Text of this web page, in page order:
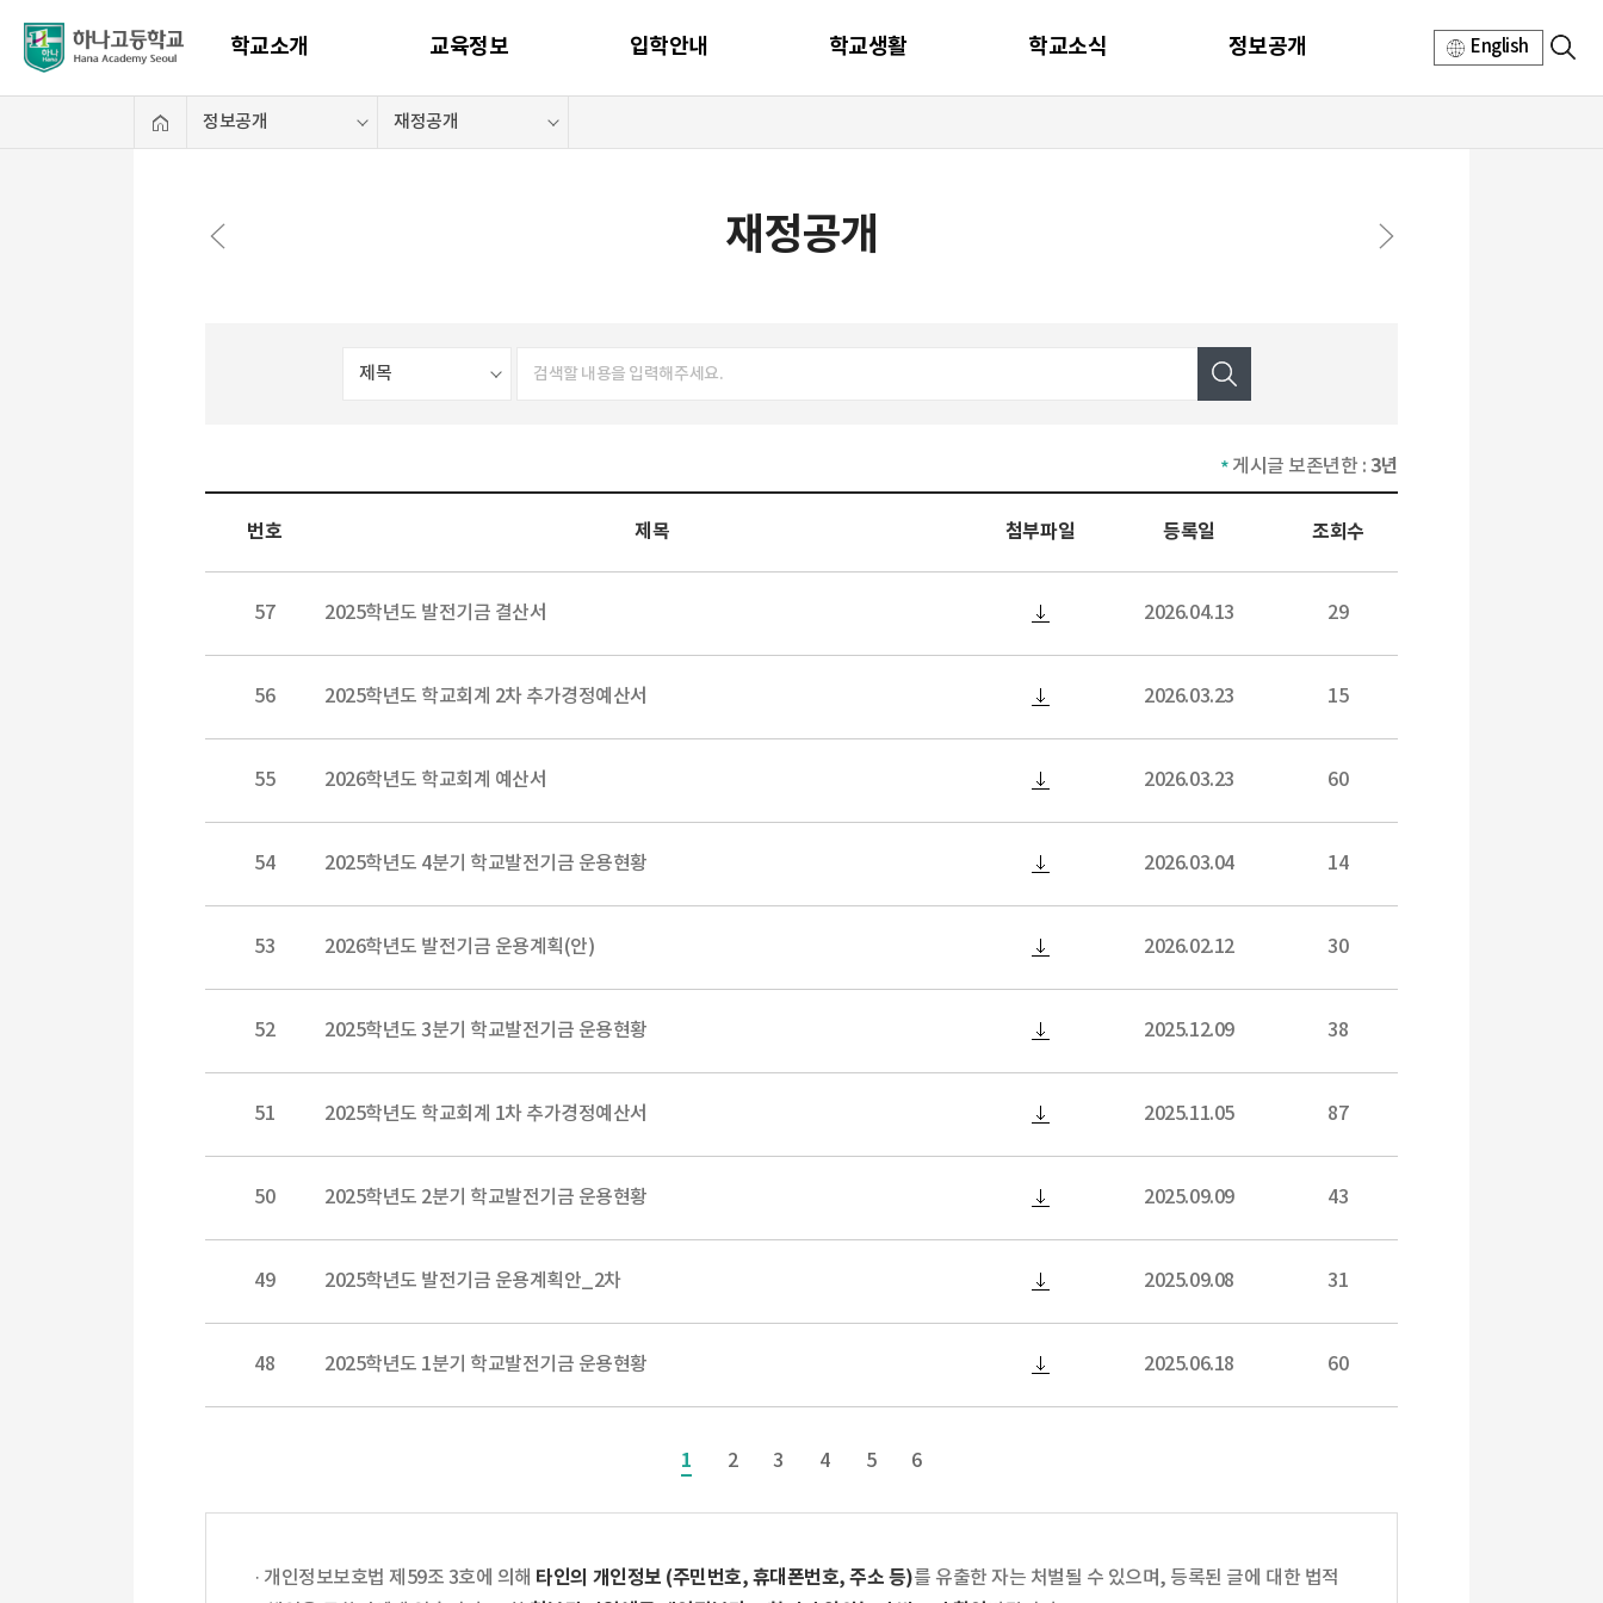
English
학교소개 교육정보 입학안내 학교생활 학교소식 정보공개
재정공개
게시글 보존년한 : 3년
번호 제목 첨부파일 등록일 조회수
57 2025학년도 발전기금 결산서 2026.04.13 29
56 2025학년도 학교회계 2차 추가경정예산서 2026.03.23 15
55 2026학년도 학교회계 예산서 2026.03.23 60
54 2025학년도 4분기 학교발전기금 운용현황 2026.03.04 14
53 2026학년도 발전기금 운용계획(안) 2026.02.12 30
52 2025학년도 3분기 학교발전기금 운용현황 2025.12.09 38
51 2025학년도 학교회계 1차 추가경정예산서 2025.11.05 87
50 2025학년도 2분기 학교발전기금 운용현황 2025.09.09 43
49 2025학년도 발전기금 운용계획안_2차 2025.09.08 31
48 2025학년도 1분기 학교발전기금 운용현황 2025.06.18 60
1 2 3 4 5 6
· 개인정보보호법 제59조 3호에 의해 타인의 개인정보 (주민번호, 휴대폰번호, 주소 등)를 유출한 자는 처벌될 수 있으며, 등록된 글에 대한 법적